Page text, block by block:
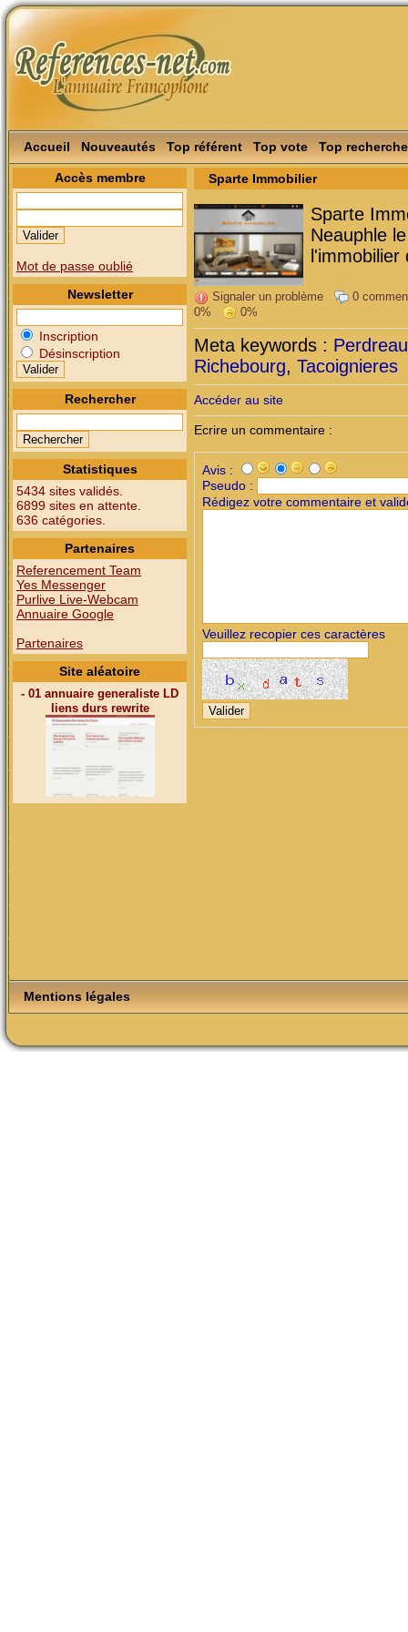
Accueil Nouveautés Top référent Top vote Top recherche
Accès membre
Mot de passe oublié
Newsletter
Inscription
Désinscription
Rechercher
Statistiques
5434 sites validés.
6899 sites en attente.
636 catégories.
Partenaires
Referencement Team
Yes Messenger
Purlive Live-Webcam
Annuaire Google
Partenaires
Site aléatoire
- 01 annuaire generaliste LD
liens durs rewrite
Sparte Immobilier
Sparte
Neauphle
Signaler un problème
0
0%
0%
Meta keywords :
Richebourg, Tacoignieres
Accéder au site
Ecrire un commentaire :
Avis :
Pseudo :
Rédigez votre commentaire et
Veuillez recopier ces caractères
Mentions légales